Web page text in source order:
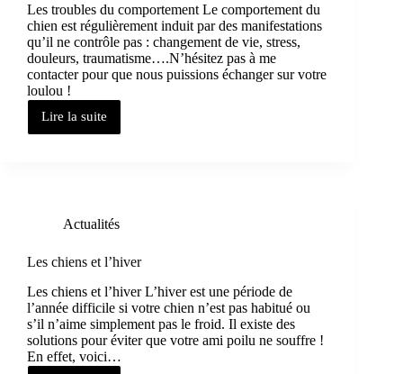
Les troubles du comportement Le comportement du
chien est régulièrement induit par des manifestations
qu’il ne contrôle pas : changement de vie, stress,
douleurs, traumatisme….N’hésitez pas à me
contacter pour que nous puissions échanger sur votre
loulou !
Lire la suite
Actualités
Les chiens et l’hiver
Les chiens et l’hiver L’hiver est une période de
l’année difficile si votre chien n’est pas habitué ou
s’il n’aime simplement pas le froid. Il existe des
solutions pour éviter que votre ami poilu ne souffre !
En effet, voici…